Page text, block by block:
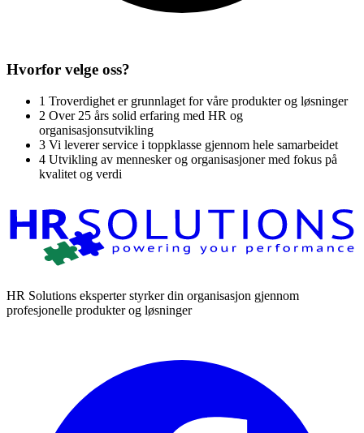
Hvorfor velge oss?
1 Troverdighet er grunnlaget for våre produkter og løsninger
2 Over 25 års solid erfaring med HR og
organisasjonsutvikling
3 Vi leverer service i toppklasse gjennom hele samarbeidet
4 Utvikling av mennesker og organisasjoner med fokus på
kvalitet og verdi
HR Solutions eksperter styrker din organisasjon gjennom
profesjonelle produkter og løsninger